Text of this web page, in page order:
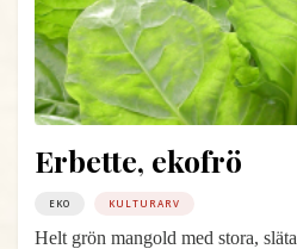
Erbette, ekofrö
EKO KULTURARV
Helt grön mangold med stora,